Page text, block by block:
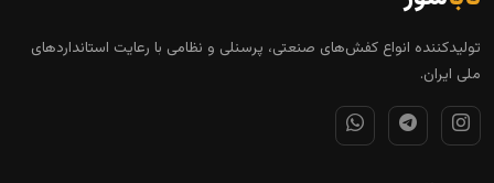
تولیدکننده انواع کفش‌های صنعتی، پرسنلی و نظامی با رعایت استانداردهای
ملی ایران.